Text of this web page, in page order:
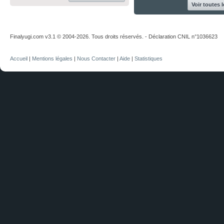
Voir toutes
Finalyugi.com v3.1 © 2004-2026. Tous droits réservés. - Déclaration CNIL n°1036623
Accueil | Mentions légales | Nous Contacter | Aide | Statistiques